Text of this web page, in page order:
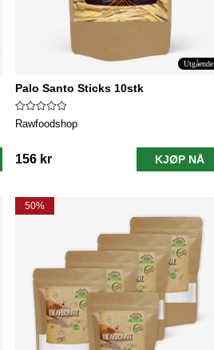
Utgående
Palo Santo Sticks 10stk
Rawfoodshop
156 kr KJØP NÅ
50%